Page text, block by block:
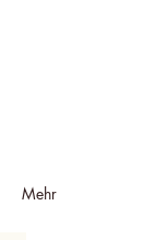
Mehr